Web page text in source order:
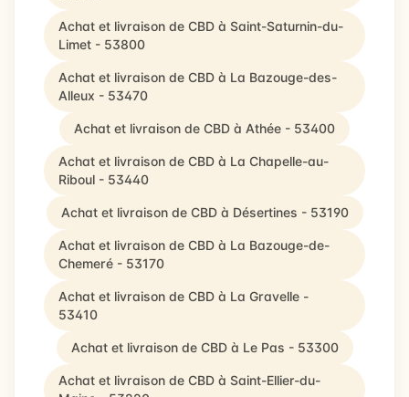
Achat et livraison de CBD à Saint-Saturnin-du-
Limet - 53800
Achat et livraison de CBD à La Bazouge-des-
Alleux - 53470
Achat et livraison de CBD à Athée - 53400
Achat et livraison de CBD à La Chapelle-au-
Riboul - 53440
Achat et livraison de CBD à Désertines - 53190
Achat et livraison de CBD à La Bazouge-de-
Chemeré - 53170
Achat et livraison de CBD à La Gravelle -
53410
Achat et livraison de CBD à Le Pas - 53300
Achat et livraison de CBD à Saint-Ellier-du-